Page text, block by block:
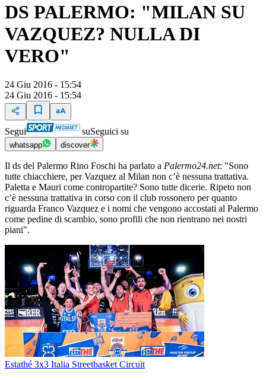
DS PALERMO: "MILAN SU
VAZQUEZ? NULLA DI
VERO"
24 Giu 2016 - 15:54
24 Giu 2016 - 15:54
Segui suSeguici su
whatsapp discover
Il ds del Palermo Rino Foschi ha parlato a Palermo24.net: "Sono
tutte chiacchiere, per Vazquez al Milan non c’è nessuna trattativa.
Paletta e Mauri come contropartite? Sono tutte dicerie. Ripeto non
c’è nessuna trattativa in corso con il club rossonero per quanto
riguarda Franco Vazquez e i nomi che vengono accostati al Palermo
come pedine di scambio, sono profili che non rientrano nei nostri
piani".
Estathé 3x3 Italia Streetbasket Circuit